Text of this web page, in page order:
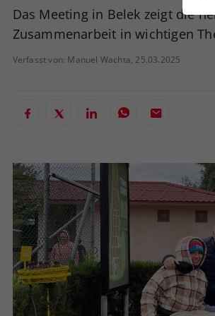
Das Meeting in Belek zeigt die
Zusammenarbeit in wichtigen
Verfasst von: Manuel Wachta, 25.03.2025